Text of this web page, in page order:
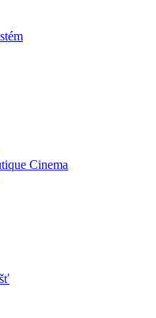
Cinema